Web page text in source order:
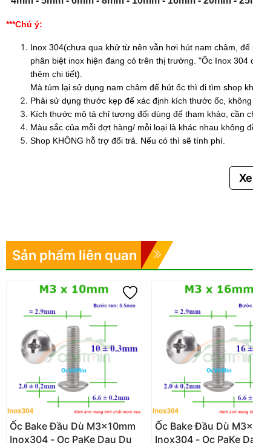
***Chú ý:
Inox 304(chưa qua khử từ nên vẫn hơi hút nam châm,
phân biệt inox hiện đang có trên thị trường. "Ốc Inox
thêm chi tiết).
Mà túm lại sử dụng nam châm để hút ốc thì đi tìm shop
Phải sử dụng thước kẹp để xác định kích thước ốc,
Kích thước mô tả chỉ tương đối dùng để tham khảo, cần
Màu sắc của mỗi đợt hàng/ mỗi loại là khác nhau không
Shop KHÔNG hỗ trợ đổi trả. Nếu có thì sẽ tính phí.
Sản phẩm liên quan
Ốc Bake Đầu Dù M3x10mm
Inox304 - Oc PaKe Dau Du
Ốc Bake Đầu Dù
Inox304 - Oc